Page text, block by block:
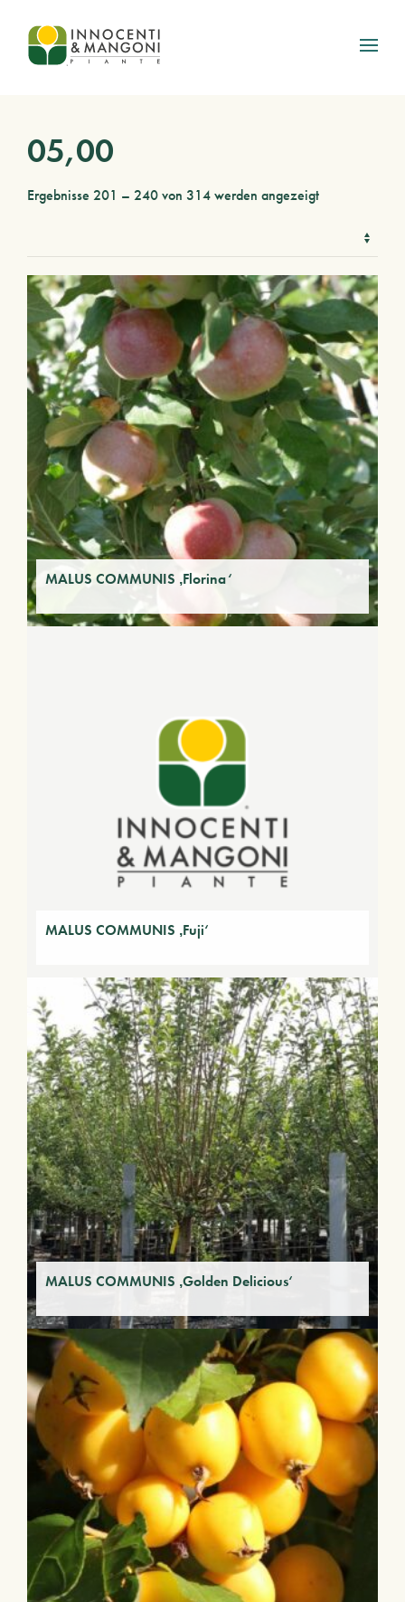
Skip to main content
05,00
Ergebnisse 201 – 240 von 314 werden angezeigt
MALUS COMMUNIS ‚Florina‘
MALUS COMMUNIS ‚Fuji‘
MALUS COMMUNIS ‚Golden Delicious‘